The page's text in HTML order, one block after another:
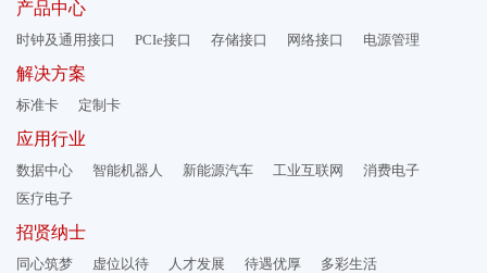
产品中心
时钟及通用接口 PCIe接口 存储接口 网络接口 电源管理
解决方案
标准卡 定制卡
应用行业
数据中心 智能机器人 新能源汽车 工业互联网
消费电子
医疗电子
招贤纳士
同心筑梦 虚位以待 人才发展 待遇优厚 多彩生活